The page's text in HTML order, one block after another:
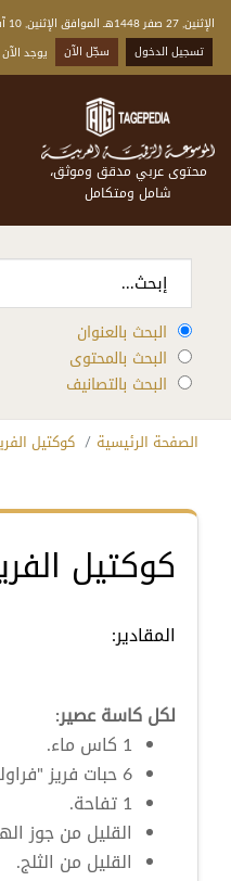
الإثنين, 27 صفر 1448هـ الموافق الإثنين, 10 آب 2026
تسجيل الدخول
سجّل الآن يوجد الآن 1196951 مقالة بالعربية
محتوى عربي مدقق وموثق،
شامل ومتكامل
البحث بالعنوان
البحث بالمحتوى
البحث بالتصانيف
الصفحة الرئيسية كوكتيل
كوكتيل
المقادير:
لكل كاسة عصير:
1 كاس ماء.
6 حبات فريز "فراولة مثلجة".
1 تفاحة.
القليل من جوز
القليل من الثلج.